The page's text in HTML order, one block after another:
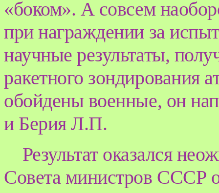
«боком». А совсем
при награждении за
научные результаты,
ракетного зондирования
обойдены военные, он
и Берия Л.П.
Результат оказался
Совета министров СССР